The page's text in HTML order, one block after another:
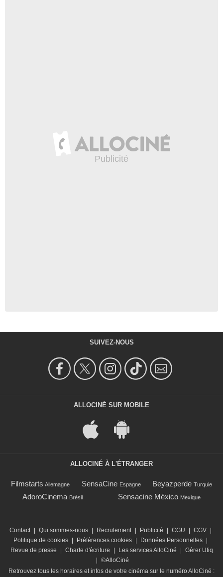
SUIVEZ-NOUS
ALLOCINÉ SUR MOBILE
ALLOCINÉ À L'ÉTRANGER
Filmstarts Allemagne SensaCine Espagne Beyazperde Turquie
AdoroCinema Brésil Sensacine México Mexique
Contact Qui sommes-nous Recrutement Publicité CGU CGV
Politique de cookies
Préférences cookies Données Personnelles
Revue de presse
Charte d'écriture Les services AlloCiné
Gérer Utiq
©AlloCiné
Retrouvez tous les horaires et infos de votre cinéma sur le numéro AlloCiné :